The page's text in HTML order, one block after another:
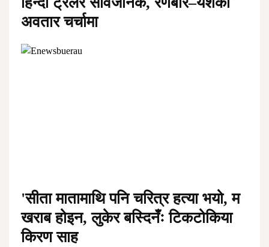
अवतार चर्चामा
'सीता मातामाथि पनि चरित्र हत्या भयो, म
खराब होइन, लुकेर बस्दिनँः टिकटोकिया
किरण साह